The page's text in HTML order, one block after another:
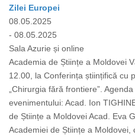
Zilei Europei
08.05.2025
- 08.05.2025
Sala Azurie și online
Academia de Științe a Moldovei
12.00, la Conferința științifică cu
„Chirurgia fără frontiere”.
evenimentului: Acad. Ion
de Științe a Moldovei Acad. Eva
Academiei de Științe a Moldovei,